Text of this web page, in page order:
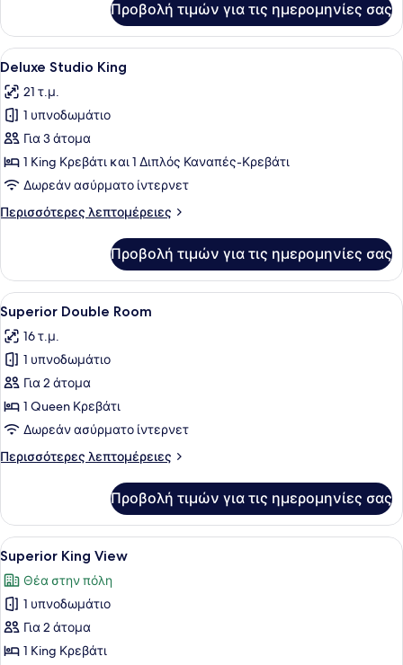
King
Προβολή τιμών για τις ημερομηνίες σας
Προβολή
όλων
των
φωτογραφιών
για
Deluxe
Studio
King
Ένα δωμάτιο ξενοδοχείου με ένα
5
Deluxe Studio King
21 τ.μ.
1 υπνοδωμάτιο
Για 3 άτομα
1 King Κρεβάτι και 1 Διπλός Καναπές-Κρεβάτι
Δωρεάν ασύρματο ίντερνετ
Περισσότερες λεπτομέρειες
Περισσότερες
Studio
King
Προβολή τιμών για τις ημερομηνίες σας
Προβολή
όλων
των
φωτογραφιών
για
Superior
Double
Room
Ένα δωμάτιο ξενοδοχείου με ένα
5
Superior Double Room
16 τ.μ.
1 υπνοδωμάτιο
Για 2 άτομα
1 Queen Κρεβάτι
Δωρεάν ασύρματο ίντερνετ
Περισσότερες λεπτομέρειες
Περισσότερες
Double
Room
Προβολή τιμών για τις ημερομηνίες σας
Προβολή
όλων
των
φωτογραφιών
για
Superior
Ένα δωμάτιο ξενοδοχείου με ένα
5
Superior King View
Θέα στην πόλη
1 υπνοδωμάτιο
Για 2 άτομα
1 King Κρεβάτι